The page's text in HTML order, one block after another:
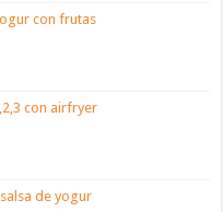
con frutas
con airfryer
de yogur